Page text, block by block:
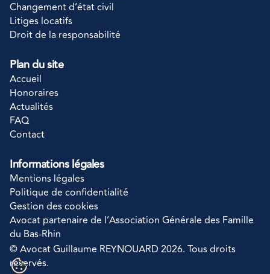
Changement d’état civil
Litiges locatifs
Droit de la responsabilité
Plan du site
Accueil
Honoraires
Actualités
FAQ
Contact
Informations légales
Mentions légales
Politique de confidentialité
Gestion des cookies
Avocat partenaire de l’Association Générale des Famille
du Bas-Rhin
© Avocat Guillaume REYNOUARD 2026. Tous droits
réservés.